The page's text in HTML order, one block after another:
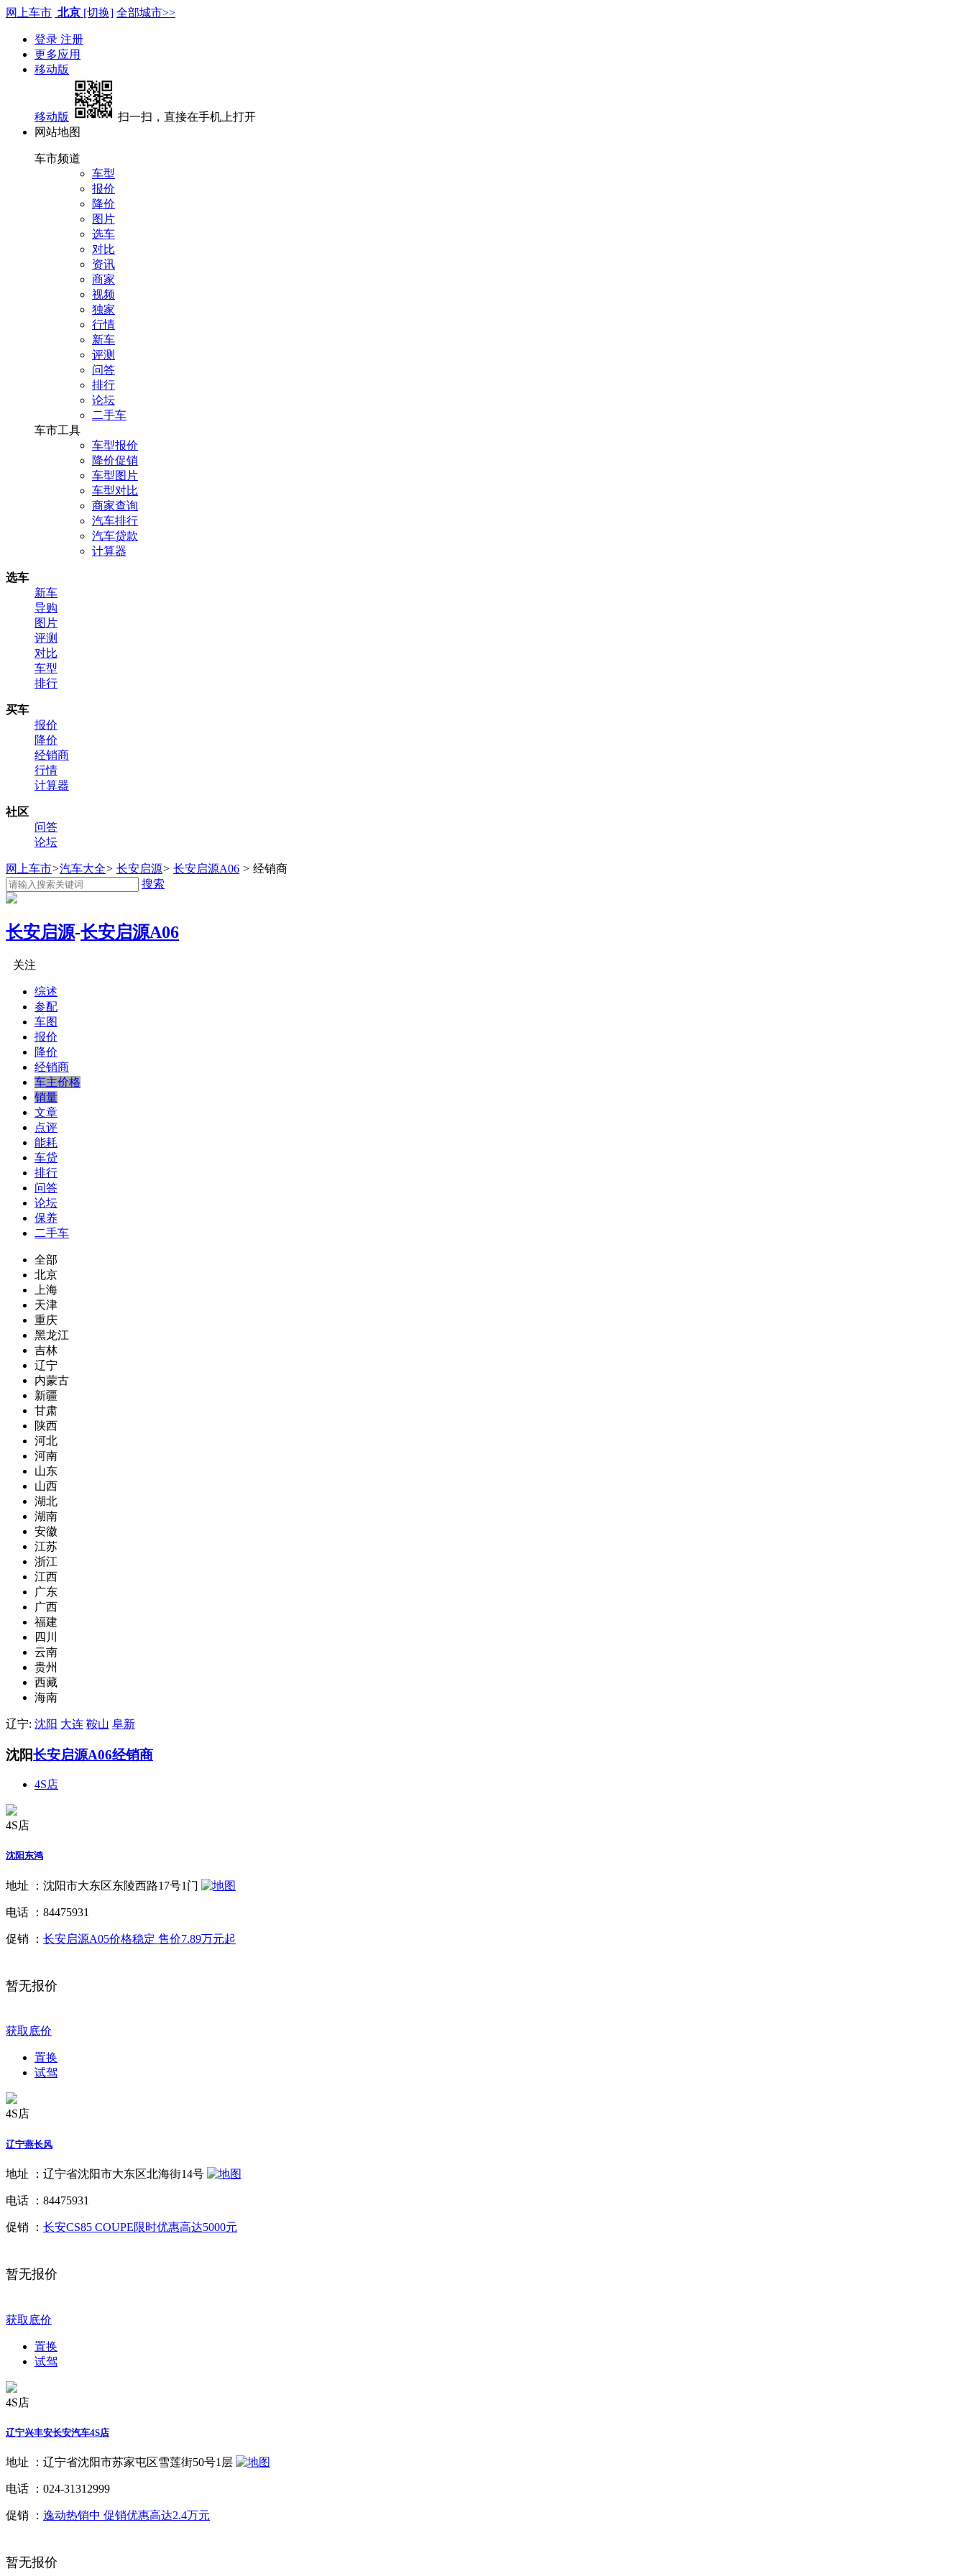
网上车市 北京 [切换] 全部城市>>
登录 注册
更多应用
移动版
移动版
扫一扫，直接在手机上打开
网站地图
车市频道
车型
报价
降价
图片
选车
对比
资讯
商家
视频
独家
行情
新车
评测
问答
排行
论坛
二手车
车市工具
车型报价
降价促销
车型图片
车型对比
商家查询
汽车排行
汽车贷款
计算器
选车
新车
导购
图片
评测
对比
车型
排行
买车
报价
降价
经销商
行情
计算器
社区
问答
论坛
网上车市>汽车大全> 长安启源> 长安启源A06 > 经销商
搜索
长安启源-长安启源A06
关注
综述
参配
车图
报价
降价
经销商
车主价格
销量
文章
点评
能耗
车贷
排行
问答
论坛
保养
二手车
全部
北京
上海
天津
重庆
黑龙江
吉林
辽宁
内蒙古
新疆
甘肃
陕西
河北
河南
山东
山西
湖北
湖南
安徽
江苏
浙江
江西
广东
广西
福建
四川
云南
贵州
西藏
海南
辽宁: 沈阳 大连 鞍山 阜新
沈阳长安启源A06经销商
4S店
4S店
沈阳东鸿
地址 ： 沈阳市大东区东陵西路17号1门
电话 ： 84475931
促销 ： 长安启源A05价格稳定 售价7.89万元起
暂无报价
获取底价
置换
试驾
4S店
辽宁燕长风
地址 ： 辽宁省沈阳市大东区北海街14号
电话 ： 84475931
促销 ： 长安CS85 COUPE限时优惠高达5000元
暂无报价
获取底价
置换
试驾
4S店
辽宁兴丰安长安汽车4S店
地址 ： 辽宁省沈阳市苏家屯区雪莲街50号1层
电话 ： 024-31312999
促销 ： 逸动热销中 促销优惠高达2.4万元
暂无报价